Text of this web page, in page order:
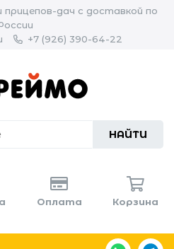
дач с доставкой по
+7 (926) 390-64-22
НАЙТИ
Оплата Корзина